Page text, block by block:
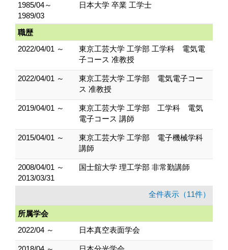
1985/04～
1989/03
日本大学 卒業 工学士
職歴
2022/04/01 ～
東京工芸大学 工学部 工学科 電気電
子コース 准教授
2022/04/01 ～
東京工芸大学 工学部 電気電子コー
ス 准教授
2019/04/01 ～
東京工芸大学 工学部 工学科 電気
電子コース 講師
2015/04/01 ～
東京工芸大学 工学部 電子機械学科
講師
2008/04/01 ～
2013/03/31
国士舘大学 理工学部 非常勤講師
全件表示（11件）
所属学会
2022/04 ～
日本真空表面学会